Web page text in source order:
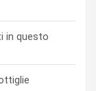
in questo